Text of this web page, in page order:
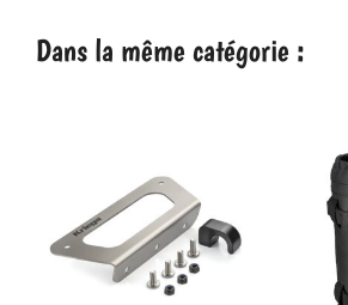
Dans la même catégorie :